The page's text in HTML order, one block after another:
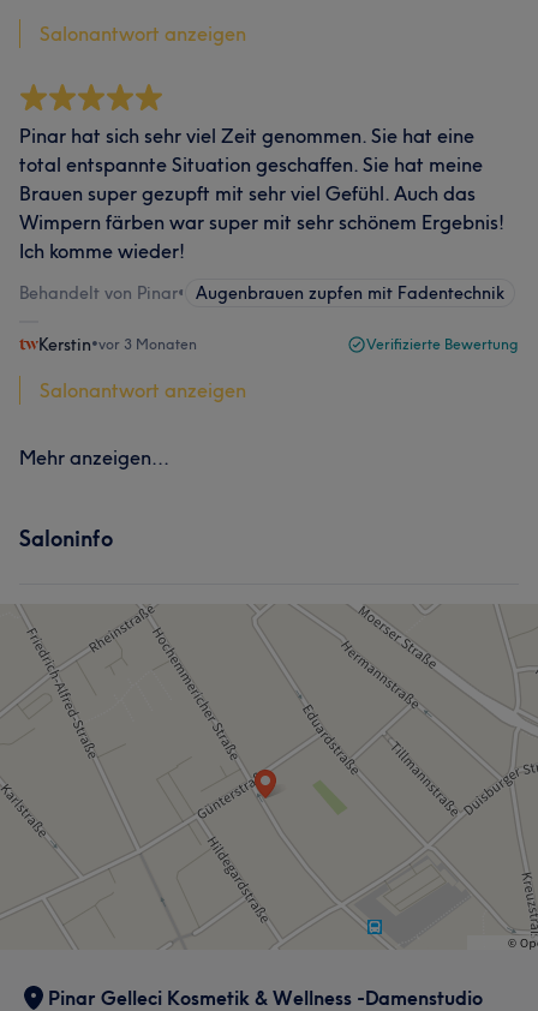
Salonantwort anzeigen
Pinar hat sich sehr viel Zeit genommen. Sie hat eine
total entspannte Situation geschaffen. Sie hat meine
Brauen super gezupft mit sehr viel Gefühl. Auch das
Wimpern färben war super mit sehr schönem Ergebnis!
Ich komme wieder!
Behandelt von Pinar• Augenbrauen zupfen mit Fadentechnik
Kerstin•vor 3 Monaten Verifizierte Bewertung
Salonantwort anzeigen
Mehr anzeigen...
Saloninfo
Pinar Gelleci Kosmetik & Wellness -Damenstudio